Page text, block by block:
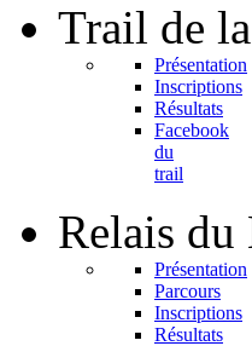
Trail de
Présentation
Inscriptions
Résultats
Facebook
du
trail
Relais du
Présentation
Parcours
Inscriptions
Résultats